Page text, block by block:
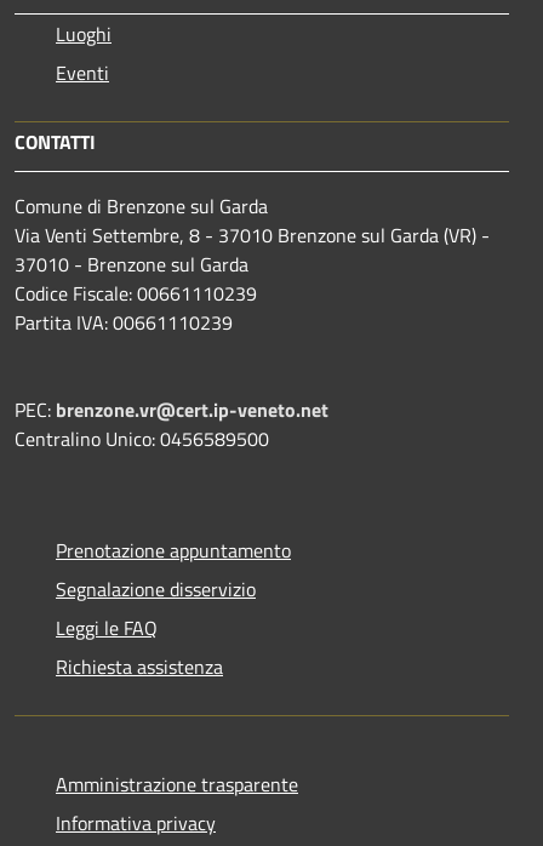
Luoghi
Eventi
CONTATTI
Comune di Brenzone sul Garda
Via Venti Settembre, 8 - 37010 Brenzone sul Garda (VR) -
37010 - Brenzone sul Garda
Codice Fiscale: 00661110239
Partita IVA: 00661110239
PEC: brenzone.vr@cert.ip-veneto.net
Centralino Unico: 0456589500
Prenotazione appuntamento
Segnalazione disservizio
Leggi le FAQ
Richiesta assistenza
Amministrazione trasparente
Informativa privacy